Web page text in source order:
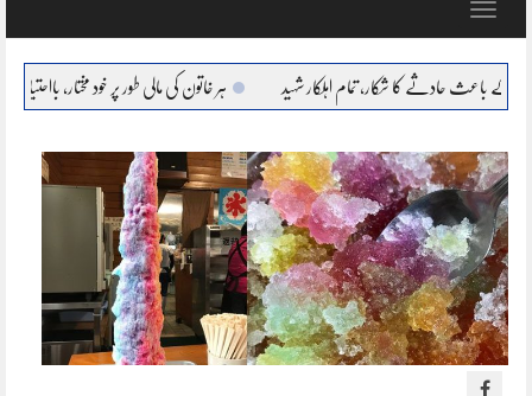
Toggle
شکار، تمام اہلکار شہید ہر خاتون کی مالی طور پر خود مختار، بااحتیار بنانا ہمارا عزم : مریم نواز